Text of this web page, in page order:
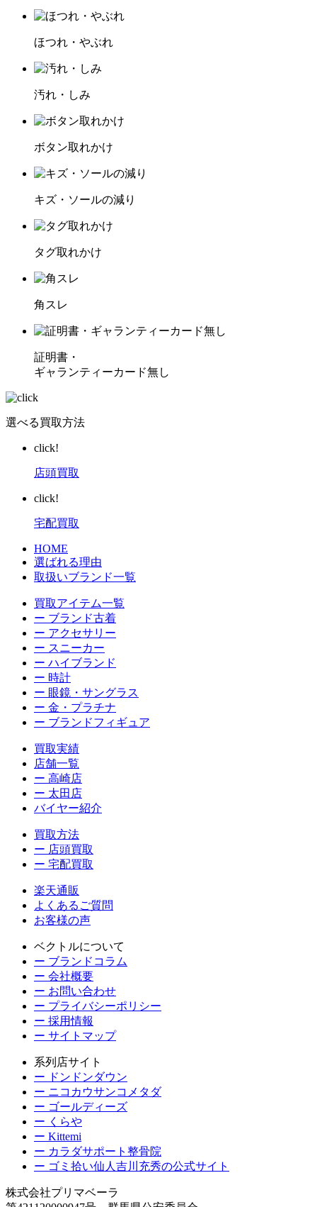
ほつれ・やぶれ
汚れ・しみ
ボタン取れかけ
キズ・ソールの減り
タグ取れかけ
角スレ
証明書・
ギャランティーカード無し
選べる買取方法
click!
店頭買取
click!
宅配買取
HOME
選ばれる理由
取扱いブランド一覧
買取アイテム一覧
ー ブランド古着
ー アクセサリー
ー スニーカー
ー ハイブランド
ー 時計
ー 眼鏡・サングラス
ー 金・プラチナ
ー ブランドフィギュア
買取実績
店舗一覧
ー 高崎店
ー 太田店
バイヤー紹介
買取方法
ー 店頭買取
ー 宅配買取
楽天通販
よくあるご質問
お客様の声
ベクトルについて
ー ブランドコラム
ー 会社概要
ー お問い合わせ
ー プライバシーポリシー
ー 採用情報
ー サイトマップ
系列店サイト
ー ドンドンダウン
ー ニコカウサンコメタダ
ー ゴールディーズ
ー くらや
ー Kittemi
ー カラダサポート整骨院
ー ゴミ拾い仙人吉川充秀の公式サイト
株式会社プリマベーラ